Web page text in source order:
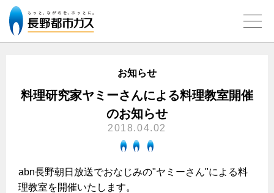
ガス料金について
家庭用選択約款
ガスコンロとIHクッキングヒーターの比較
安全性
ガスコンロ
私たちのリフォーム
お知らせ
料理研究家ヤミーさんによる料理教室開催
のお知らせ
2018.04.02
abn長野朝日放送でおなじみの"ヤミーさん"による料
理教室を開催いたします。